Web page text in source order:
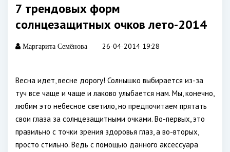
7 трендовых форм
солнцезащитных очков лето-2014
Маргарита Семёнова 26-04-2014 19:28
Весна идет, весне дорогу! Солнышко выбирается из-за
туч все чаще и чаще и лаково улыбается нам. Мы, конечно,
любим это небесное светило, но предпочитаем прятать
свои глаза за солнцезащитными очками. Во-первых, это
правильно с точки зрения здоровья глаз, а во-вторых,
просто стильно. Ведь с помощью данного аксессуара